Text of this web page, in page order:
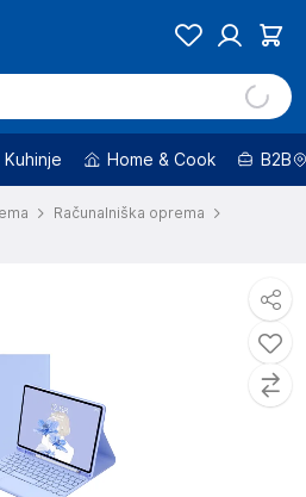
Kuhinje Home & Cook B2B
Računalniška oprema